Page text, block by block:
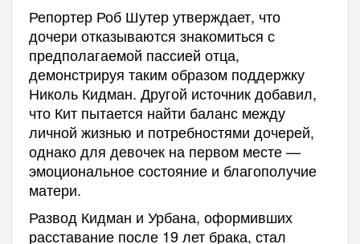
Репортер Роб Шутер утверждает, что
дочери отказываются знакомиться с
предполагаемой пассией отца,
демонстрируя таким образом поддержку
Николь Кидман. Другой источник добавил,
что Кит пытается найти баланс между
личной жизнью и потребностями дочерей,
однако для девочек на первом месте —
эмоциональное состояние и благополучие
матери.
Развод Кидман и Урбана, оформивших
расставание после 19 лет брака, стал